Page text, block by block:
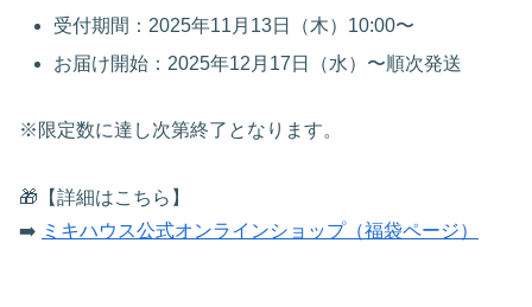
受付期間：2025年11月13日（木）10:00〜
お届け開始：2025年12月17日（水）〜順次発送
※限定数に達し次第終了となります。
🎁【詳細はこちら】
➡️ ミキハウス公式オンラインショップ（福袋ページ）